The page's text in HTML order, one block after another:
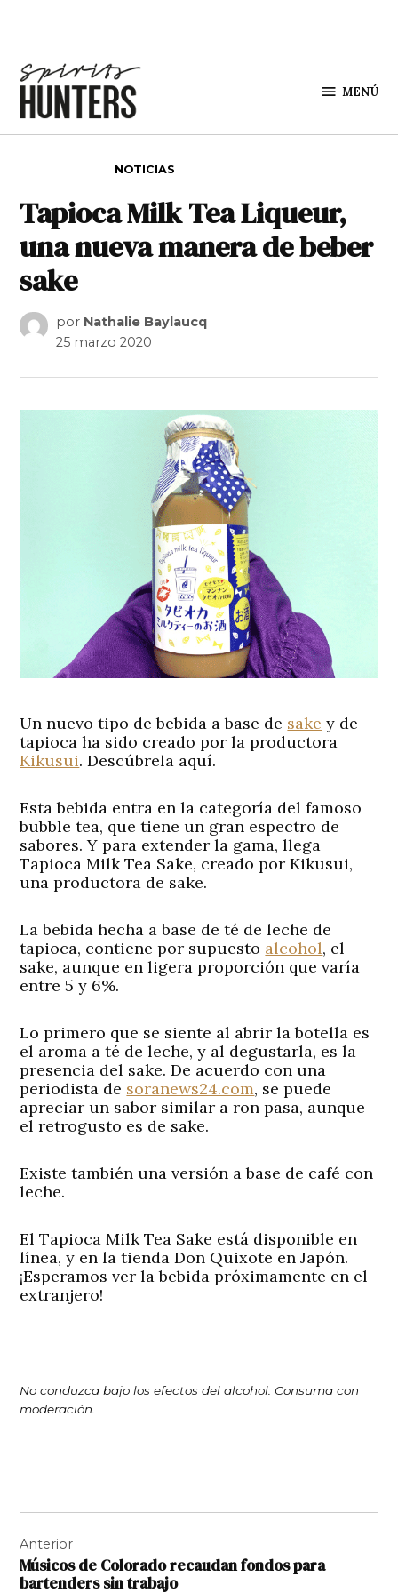
MENÚ
NOTICIAS
Tapioca Milk Tea Liqueur,
una nueva manera de beber
sake
por Nathalie Baylaucq
25 marzo 2020
Un nuevo tipo de bebida a base de sake y de
tapioca ha sido creado por la productora
Kikusui. Descúbrela aquí.
Esta bebida entra en la categoría del famoso
bubble tea, que tiene un gran espectro de
sabores. Y para extender la gama, llega
Tapioca Milk Tea Sake, creado por Kikusui,
una productora de sake.
La bebida hecha a base de té de leche de
tapioca, contiene por supuesto alcohol, el
sake, aunque en ligera proporción que varía
entre 5 y 6%.
Lo primero que se siente al abrir la botella es
el aroma a té de leche, y al degustarla, es la
presencia del sake. De acuerdo con una
periodista de soranews24.com, se puede
apreciar un sabor similar a ron pasa, aunque
el retrogusto es de sake.
Existe también una versión a base de café con
leche.
El Tapioca Milk Tea Sake está disponible en
línea, y en la tienda Don Quixote en Japón.
¡Esperamos ver la bebida próximamente en el
extranjero!
No conduzca bajo los efectos del alcohol. Consuma con
moderación.
de
entradas
Anterior
Músicos de Colorado recaudan fondos para
bartenders sin trabajo